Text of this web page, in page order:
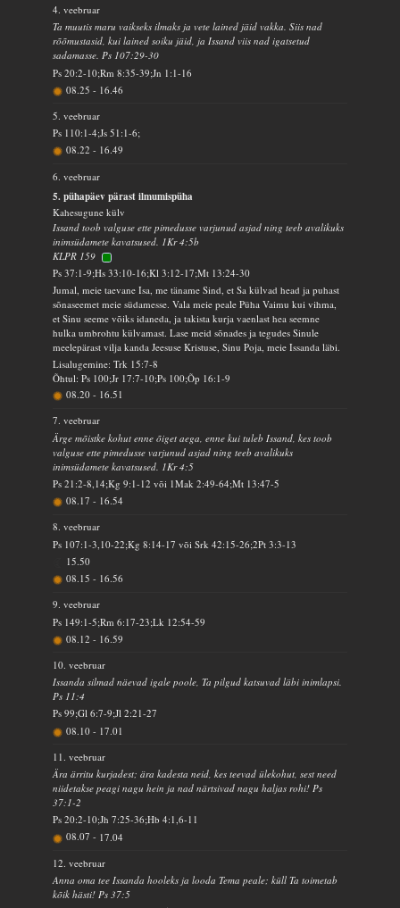
4. veebruar
Ta muutis maru vaikseks ilmaks ja vete lained jäid vakka. Siis nad
rõõmustasid, kui lained soiku jäid, ja Issand viis nad igatsetud
sadamasse. Ps 107:29-30
Ps 20:2-10;Rm 8:35-39;Jn 1:1-16
08.25 - 16.46
5. veebruar
Ps 110:1-4;Js 51:1-6;
08.22 - 16.49
6. veebruar
5. pühapäev pärast ilmumispüha
Kahesugune külv
Issand toob valguse ette pimedusse varjunud asjad ning teeb avalikuks
inimsüdamete kavatsused. 1Kr 4:5b
KLPR 159
Ps 37:1-9;Hs 33:10-16;Kl 3:12-17;Mt 13:24-30
Jumal, meie taevane Isa, me täname Sind, et Sa külvad head ja puhast
sõnaseemet meie südamesse. Vala meie peale Püha Vaimu kui vihma,
et Sinu seeme võiks idaneda, ja takista kurja vaenlast hea seemne
hulka umbrohtu külvamast. Lase meid sõnades ja tegudes Sinule
meelepärast vilja kanda Jeesuse Kristuse, Sinu Poja, meie Issanda läbi.
Lisalugemine: Trk 15:7-8
Õhtul: Ps 100;Jr 17:7-10;Ps 100;Õp 16:1-9
08.20 - 16.51
7. veebruar
Ärge mõistke kohut enne õiget aega, enne kui tuleb Issand, kes toob
valguse ette pimedusse varjunud asjad ning teeb avalikuks
inimsüdamete kavatsused. 1Kr 4:5
Ps 21:2-8,14;Kg 9:1-12 või 1Mak 2:49-64;Mt 13:47-5
08.17 - 16.54
8. veebruar
Ps 107:1-3,10-22;Kg 8:14-17 või Srk 42:15-26;2Pt 3:3-13
15.50
08.15 - 16.56
9. veebruar
Ps 149:1-5;Rm 6:17-23;Lk 12:54-59
08.12 - 16.59
10. veebruar
Issanda silmad näevad igale poole, Ta pilgud katsuvad läbi inimlapsi.
Ps 11:4
Ps 99;Gl 6:7-9;Jl 2:21-27
08.10 - 17.01
11. veebruar
Ära ärritu kurjadest; ära kadesta neid, kes teevad ülekohut, sest need
niidetakse peagi nagu hein ja nad närtsivad nagu haljas rohi! Ps
37:1-2
Ps 20:2-10;Jh 7:25-36;Hb 4:1,6-11
08.07 - 17.04
12. veebruar
Anna oma tee Issanda hooleks ja looda Tema peale; küll Ta toimetab
kõik hästi! Ps 37:5